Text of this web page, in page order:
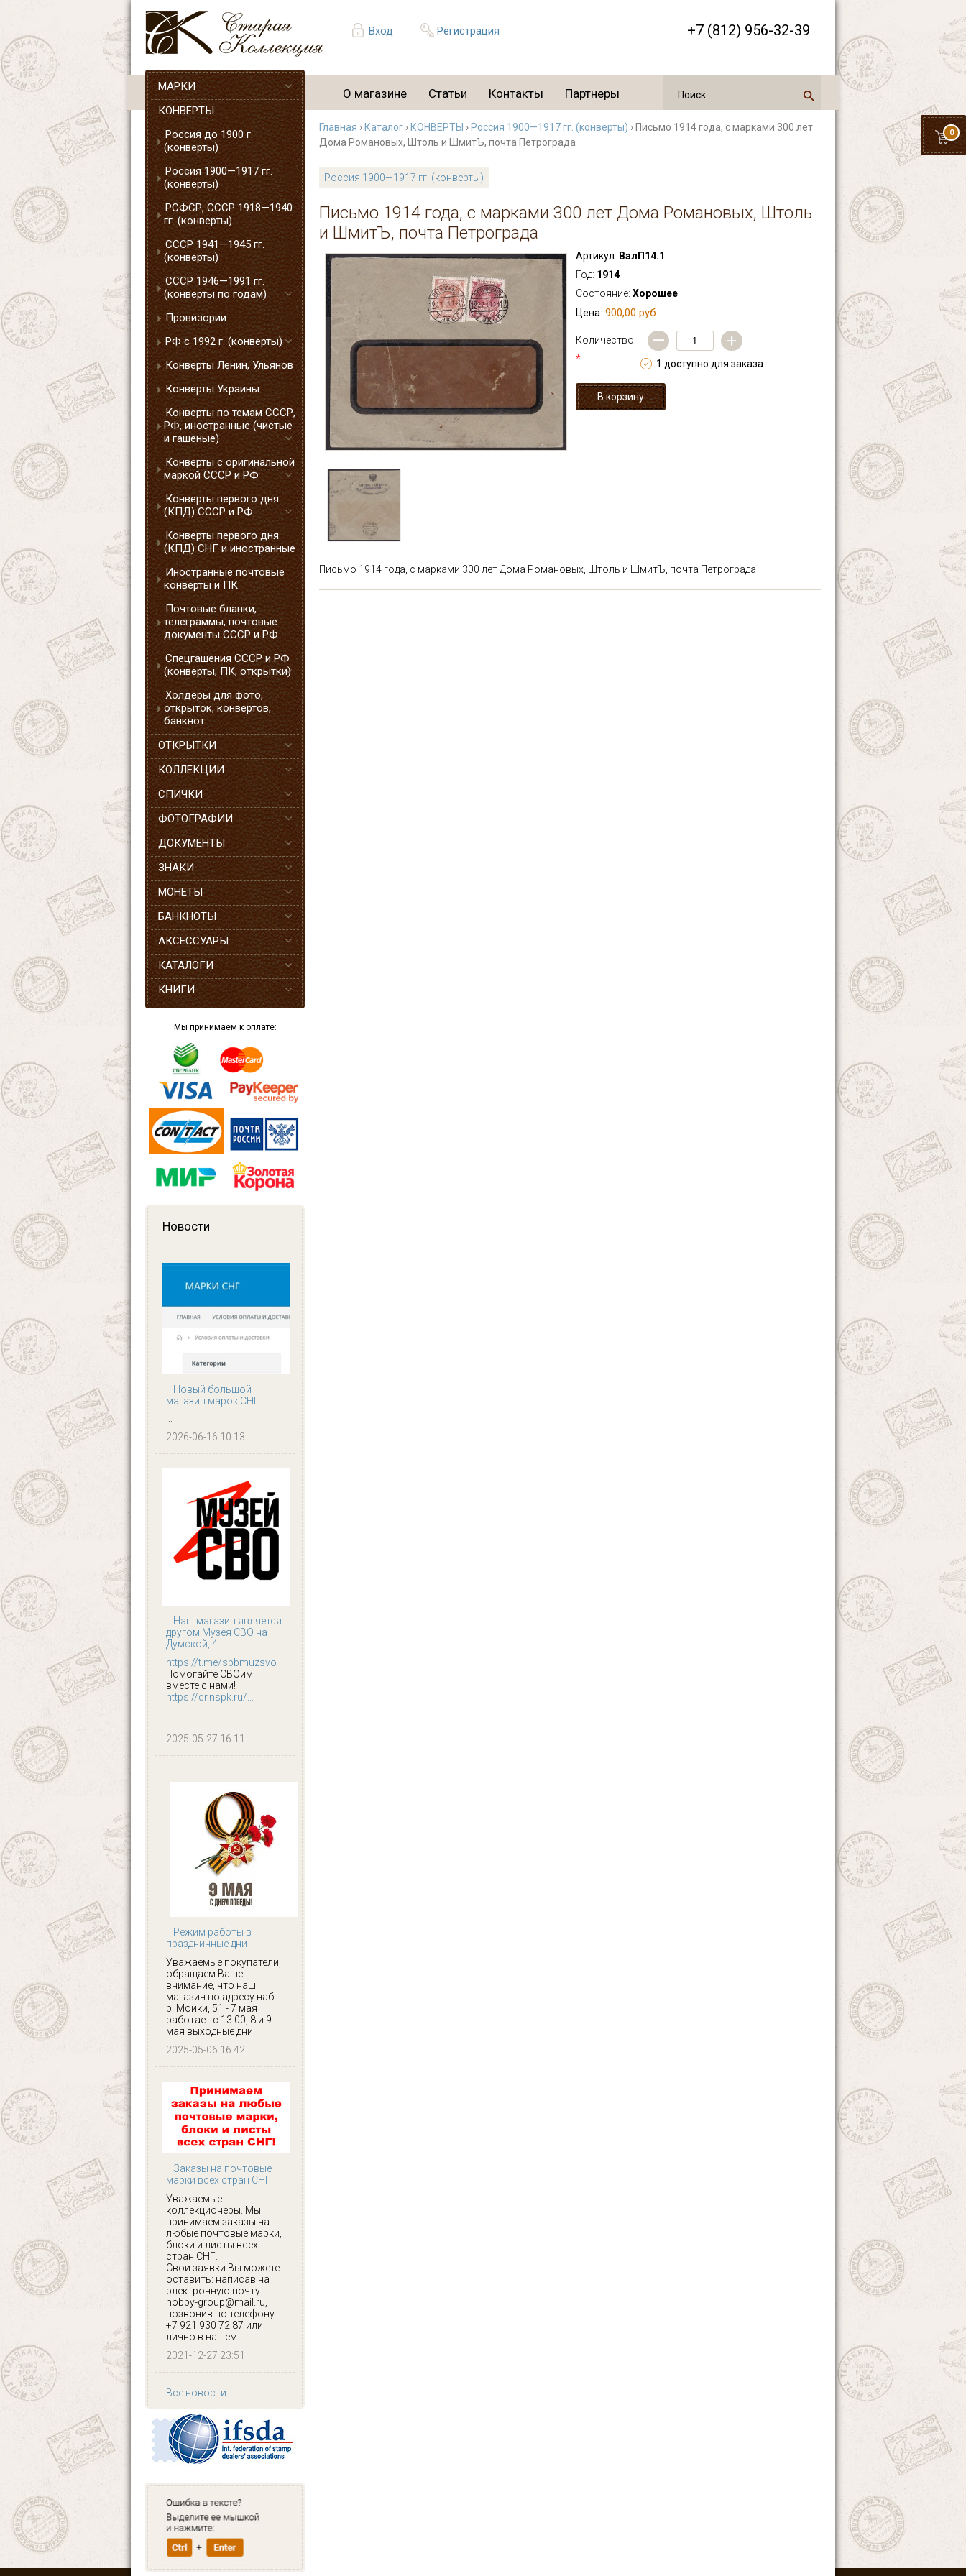
Вход Регистрация +7 (812) 956-32-39
0
О магазине Статьи Контакты Партнеры
МАРКИ
КОНВЕРТЫ
Россия до 1900 г.
(конверты)
Россия 1900—1917 гг.
(конверты)
РСФСР, СССР 1918—1940
гг. (конверты)
СССР 1941—1945 гг.
(конверты)
СССР 1946—1991 гг.
(конверты по годам)
Провизории
РФ с 1992 г. (конверты)
Конверты Ленин, Ульянов
Конверты Украины
Конверты по темам СССР,
РФ, иностранные (чистые
и гашеные)
Конверты с оригинальной
маркой СССР и РФ
Конверты первого дня
(КПД) СССР и РФ
Конверты первого дня
(КПД) СНГ и иностранные
Иностранные почтовые
конверты и ПК
Почтовые бланки,
телеграммы, почтовые
документы СССР и РФ
Спецгашения СССР и РФ
(конверты, ПК, открытки)
Холдеры для фото,
открыток, конвертов,
банкнот.
ОТКРЫТКИ
КОЛЛЕКЦИИ
СПИЧКИ
ФОТОГРАФИИ
ДОКУМЕНТЫ
ЗНАКИ
МОНЕТЫ
БАНКНОТЫ
АКСЕССУАРЫ
КАТАЛОГИ
КНИГИ
Мы принимаем к оплате:
Новости
Новый большой
магазин марок СНГ
...
2026-06-16 10:13
Наш магазин является
другом Музея СВО на
Думской, 4
https://t.me/spbmuzsvo
Помогайте СВОим
вместе с нами!
https://qr.nspk.ru/...
2025-05-27 16:11
Режим работы в
праздничные дни
Уважаемые покупатели,
обращаем Ваше
внимание, что наш
магазин по адресу наб.
р. Мойки, 51 - 7 мая
работает с 13.00, 8 и 9
мая выходные дни.
2025-05-06 16:42
Заказы на почтовые
марки всех стран СНГ
Уважаемые
коллекционеры. Мы
принимаем заказы на
любые почтовые марки,
блоки и листы всех
стран СНГ.
Свои заявки Вы можете
оставить: написав на
электронную почту
hobby-group@mail.ru,
позвонив по телефону
+7 921 930 72 87 или
лично в нашем...
2021-12-27 23:51
Все новости
Главная › Каталог › КОНВЕРТЫ › Россия 1900—1917 гг. (конверты) › Письмо 1914 года, с марками 300 лет
Дома Романовых, Штоль и ШмитЪ, почта Петрограда
Россия 1900—1917 гг. (конверты)
Письмо 1914 года, с марками 300 лет Дома Романовых, Штоль
и ШмитЪ, почта Петрограда
Артикул: ВалП14.1
Год: 1914
Состояние: Хорошее
Цена: 900,00 руб.
Количество:
*
— +
1 доступно для заказа
Письмо 1914 года, с марками 300 лет Дома Романовых, Штоль и ШмитЪ, почта Петрограда